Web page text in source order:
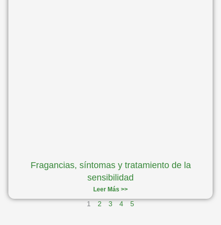
Fragancias, síntomas y tratamiento de la
sensibilidad
Leer Más >>
1 2 3 4 5